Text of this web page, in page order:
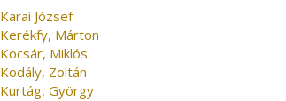
Karai József
Kerékfy, Márton
Kocsár, Miklós
Kodály, Zoltán
Kurtág, György